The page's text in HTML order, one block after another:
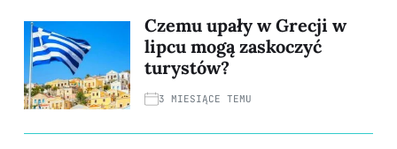
Czemu upały w Grecji w
lipcu mogą zaskoczyć
turystów?
3 MIESIĄCE TEMU